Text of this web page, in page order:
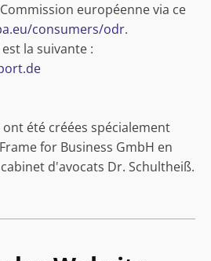
européenne via ce
consumers/odr.
la suivante :
été créées spécialement
for Business GmbH en
d'avocats Dr. Schultheiß.